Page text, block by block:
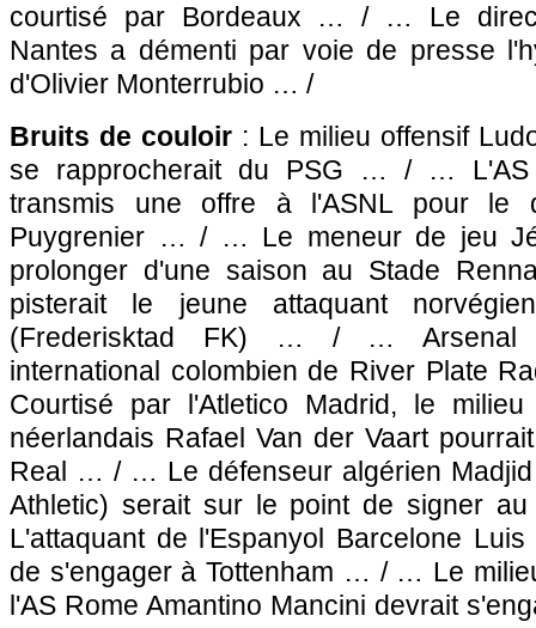
courtisé par Bordeaux … / … Le
Nantes a démenti par voie de presse
d'Olivier Monterrubio … /
Bruits de couloir : Le milieu offensif
se rapprocherait du PSG … / … L'AS
transmis une offre à l'ASNL pour le
Puygrenier … / … Le meneur de jeu
prolonger d'une saison au Stade
pisterait le jeune attaquant
(Frederisktad FK) … / … Arsenal
international colombien de River Plate
Courtisé par l'Atletico Madrid, le milieu
néerlandais Rafael Van der Vaart
Real … / … Le défenseur algérien Madjid
Athletic) serait sur le point de signer
L'attaquant de l'Espanyol Barcelone
de s'engager à Tottenham … / … Le
l'AS Rome Amantino Mancini devrait